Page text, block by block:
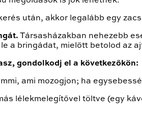
után, akkor legalább egy
Társasházakban nehezebb
a bringádat, mielőtt betolod az
gondolkodj el a következőkön:
ami mozogjon; ha
lélekmelegítővel töltve (egy